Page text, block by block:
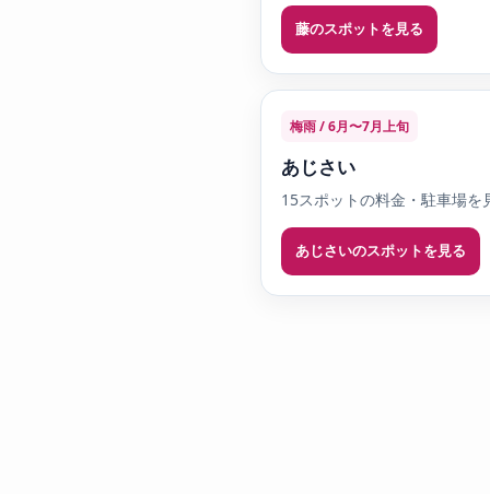
藤のスポットを見る
梅雨 / 6月〜7月上旬
あじさい
15スポットの料金・駐車場を
あじさいのスポットを見る